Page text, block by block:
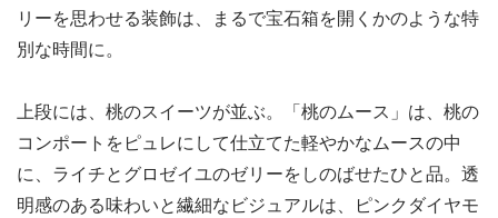
リーを思わせる装飾は、まるで宝石箱を開くかのような特
別な時間に。
上段には、桃のスイーツが並ぶ。「桃のムース」は、桃の
コンポートをピュレにして仕立てた軽やかなムースの中
に、ライチとグロゼイユのゼリーをしのばせたひと品。透
明感のある味わいと繊細なビジュアルは、ピンクダイヤモ